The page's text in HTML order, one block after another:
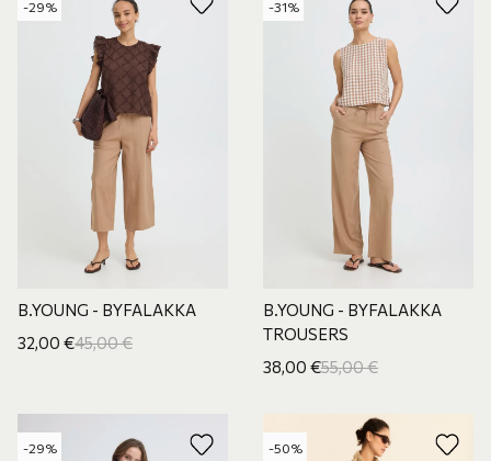
-29%
B.YOUNG - BYFALAKKA
32,00 €45,00€
-31%
B.YOUNG - BYFALAKKA
TROUSERS
38,00 €55,00€
-29% -50%